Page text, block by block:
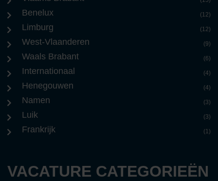
Benelux (12)
Limburg (12)
West-Vlaanderen (9)
Waals Brabant (6)
Internationaal (4)
Henegouwen (4)
Namen (3)
Luik (3)
Frankrijk (1)
VACATURE CATEGORIEËN